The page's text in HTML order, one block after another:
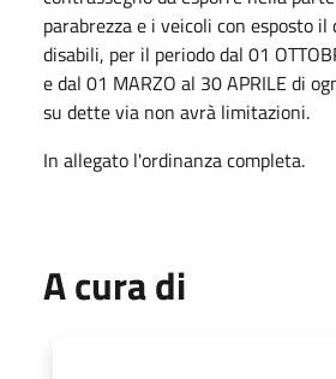
parabrezza e i veicoli con esposto il
disabili, per il periodo dal 01
e dal 01 MARZO al 30 APRILE di
su dette via non avrà limitazioni.
In allegato l'ordinanza completa.
A cura di